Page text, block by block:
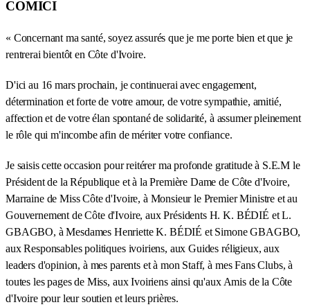
COMICI
« Concernant ma santé, soyez assurés que je me porte bien et que je
rentrerai bientôt en Côte d'Ivoire.
D'ici au 16 mars prochain, je continuerai avec engagement,
détermination et forte de votre amour, de votre sympathie, amitié,
affection et de votre élan spontané de solidarité, à assumer pleinement
le rôle qui m'incombe afin de mériter votre confiance.
Je saisis cette occasion pour reitérer ma profonde gratitude à S.E.M le
Président de la République et à la Première Dame de Côte d'Ivoire,
Marraine de Miss Côte d'Ivoire, à Monsieur le Premier Ministre et au
Gouvernement de Côte d'Ivoire, aux Présidents H. K. BÉDIÉ et L.
GBAGBO, à Mesdames Henriette K. BÉDIÉ et Simone GBAGBO,
aux Responsables politiques ivoiriens, aux Guides réligieux, aux
leaders d'opinion, à mes parents et à mon Staff, à mes Fans Clubs, à
toutes les pages de Miss, aux Ivoiriens ainsi qu'aux Amis de la Côte
d'Ivoire pour leur soutien et leurs prières.